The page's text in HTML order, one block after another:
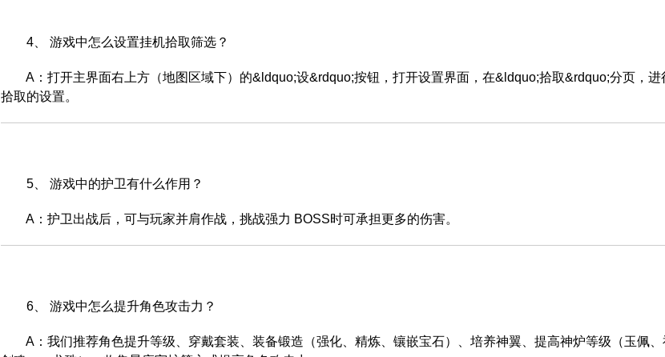
4、 游戏中怎么设置挂机拾取筛选？
A：打开主界面右上方（地图区域下）的&ldquo;设&rdquo;按钮，打开设置界面，在&ldquo;拾取&rdquo;分页，进
拾取的设置。
5、 游戏中的护卫有什么作用？
A：护卫出战后，可与玩家并肩作战，挑战强力 BOSS时可承担更多的伤害。
6、 游戏中怎么提升角色攻击力？
A：我们推荐角色提升等级、穿戴套装、装备锻造（强化、精炼、镶嵌宝石）、培养神翼、提高神炉等级（玉佩、